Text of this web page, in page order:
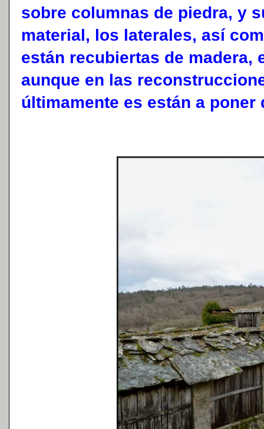
sobre columnas de piedra, y
material, los laterales, así
están recubiertas de madera,
aunque en las
últimamente es están a poner